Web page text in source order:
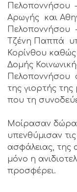
Πελοποννήσου –
Αρωγής και
Πελοποννήσου
Τζένη Παππά
Κορίνθου καθώς
Δομής
Πελοποννήσου
της γιορτής
που τη
Μοίρασαν δώρα
υπενθύμισαν
ασφάλειας, της
μόνο η
προσφέρει.